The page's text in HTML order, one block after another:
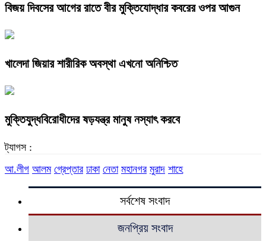
বিজয় দিবসের আগের রাতে বীর মুক্তিযোদ্ধার কবরের ওপর আগুন
খালেদা জিয়ার শারীরিক অবস্থা এখনো অনিশ্চিত
মুক্তিযুদ্ধবিরোধীদের ষড়যন্ত্র মানুষ নস্যাৎ করবে
ট্যাগস :
আ.লীগ আলম গ্রেপ্তার ঢাকা নেতা মহানগর মুরাদ শাহে
সর্বশেষ সংবাদ
জনপ্রিয় সংবাদ